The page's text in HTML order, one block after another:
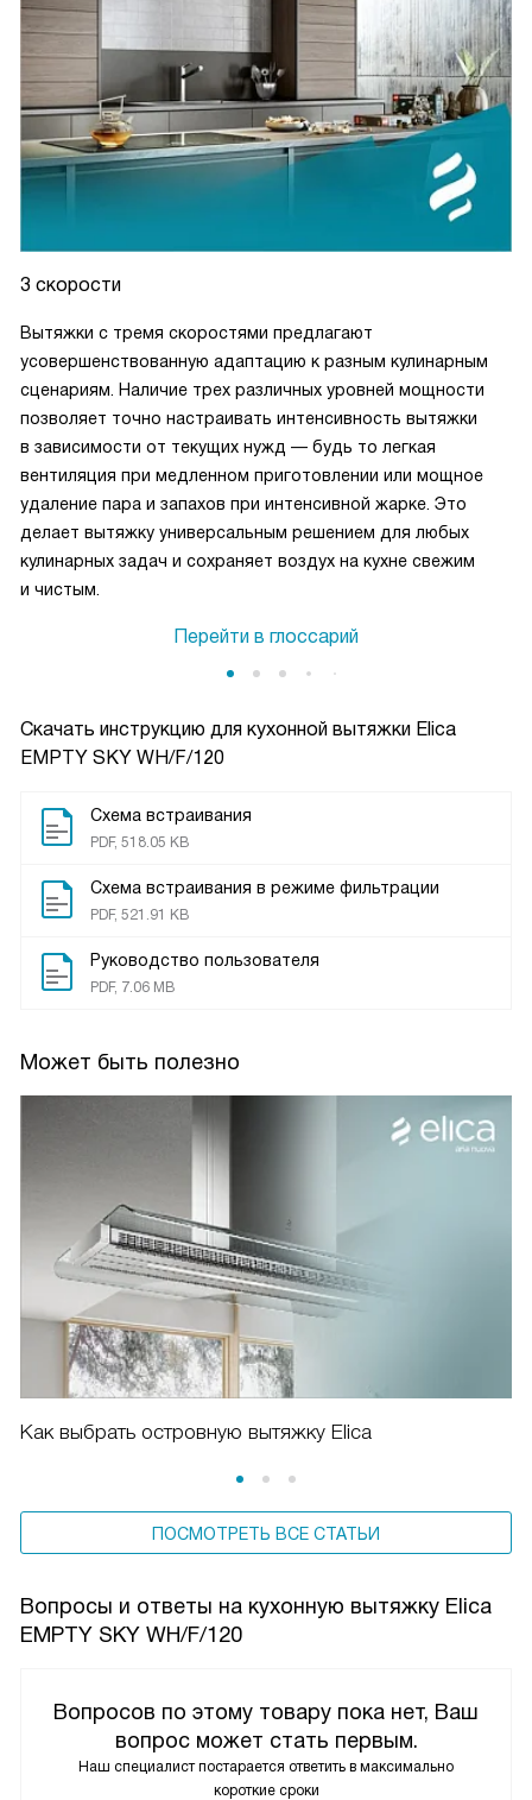
Скачать инструкцию для кухонной вытяжки Elica
EMPTY SKY WH/F/120
Схема встраивания
PDF, 518.05 KB
Схема встраивания в режиме фильтрации
PDF, 521.91 KB
Руководство пользователя
PDF, 7.06 MB
Может быть полезно
Как выбрать островную вытяжку Elica
ПОСМОТРЕТЬ ВСЕ СТАТЬИ
3 скорости
Вытяжки с тремя скоростями предлагают
усовершенствованную адаптацию к разным кулинарным
сценариям. Наличие трех различных уровней мощности
позволяет точно настраивать интенсивность вытяжки
в зависимости от текущих нужд — будь то легкая
вентиляция при медленном приготовлении или мощное
удаление пара и запахов при интенсивной жарке. Это
делает вытяжку универсальным решением для любых
кулинарных задач и сохраняет воздух на кухне свежим
и чистым.
Перейти в глоссарий
Вопросы и ответы на кухонную вытяжку Elica
EMPTY SKY WH/F/120
Вопросов по этому товару пока нет, Ваш
вопрос может стать первым.
Наш специалист постарается ответить в максимально
короткие сроки